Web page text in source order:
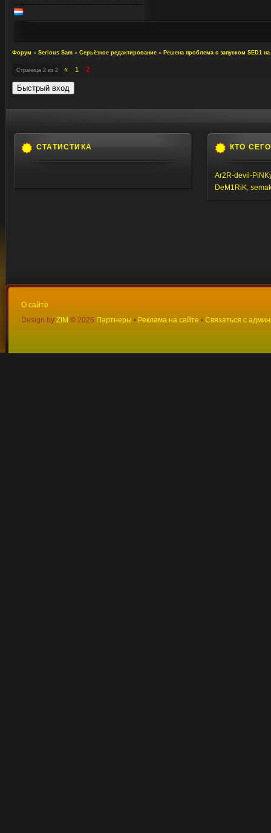
Форум » Serious Sam » Серьёзное редактирование » Решена проблема с запуском SED1
Страница 2 из 2 « 1 2
СТАТИСТИКА КТО
Ar2R-devil-
DeM1RiK,
О сайте
Design by ZIM © 2026 Партнеры • Реклама на сайте • Связаться с